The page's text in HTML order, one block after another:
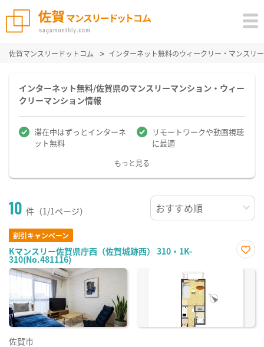
佐賀マンスリードットコム インターネット無料のウィークリー・マンスリ
インターネット無料/佐賀県のマンスリーマンション・ウィー
クリーマンション情報
滞在中はずっとインターネ
ット無料
リモートワークや動画視聴
に最適
もっと見る
10 件（1/1ページ）
割引キャンペーン
Kマンスリー佐賀県庁西（佐賀城跡西） 310・1K-
310(No.481116)
に入
佐賀市